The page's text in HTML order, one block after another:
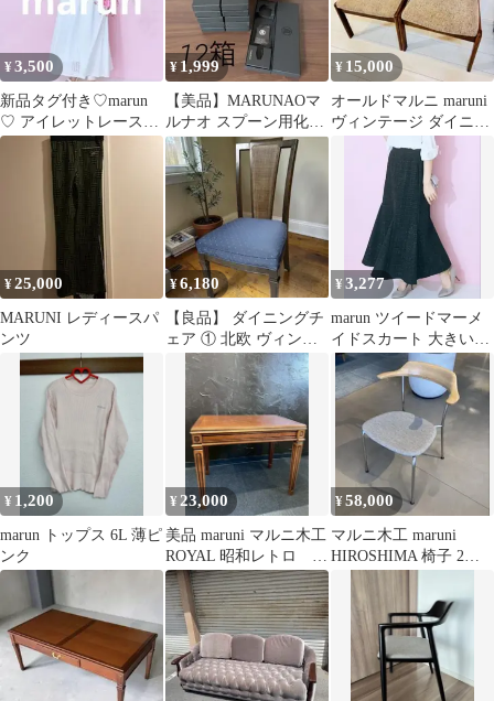
¥3,500
新品タグ付き♡marun
♡ アイレットレースキ
ャミソールワンピース
¥ 1,999
【美品】MARUNAOマ
ルナオ スプーン用化粧
箱12箱《リメイク ハン
ドメイド》
¥ 15,000
オールドマルニ maruni
ヴィンテージ ダイニン
グチェア 2脚セット
¥25,000
MARUNI レディースパ
ンツ
¥6,180
【良品】 ダイニングチ
ェア ① 北欧 ヴィンテ
ージ maruni オールドマ
ルニ
¥3,277
marun ツイードマーメ
イドスカート 大きいサ
イズ 3XL 4L
¥ 1,200
marun トップス 6L 薄ピ
ンク
¥ 23,000
美品 maruni マルニ木工
ROYAL 昭和レトロ サ
イドテーブル
¥58,000
マルニ木工 maruni
HIROSHIMA 椅子 2脚